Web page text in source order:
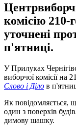
комісію 210-
уточнені
п'ятниці.
У Прилуках
виборчої комісії на
Слово і Діло в
Як повідомляється,
один з поверхів
димову шашку.